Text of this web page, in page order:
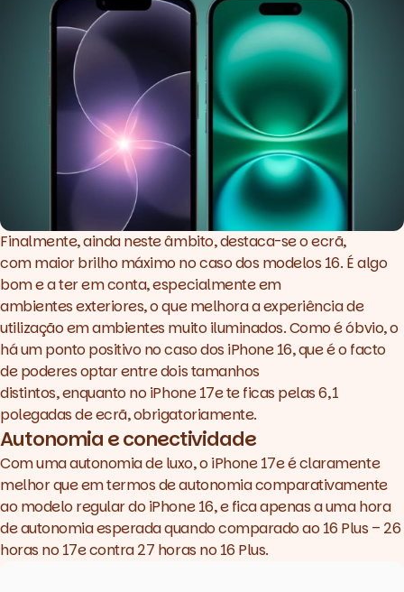
Finalmente, ainda neste âmbito, destaca-se o ecrã,
com maior brilho máximo no caso dos modelos 16. É algo
bom e a ter em conta, especialmente em
ambientes exteriores, o que melhora a experiência de
utilização em ambientes muito iluminados. Como é óbvio, o
há um ponto positivo no caso dos iPhone 16, que é o facto
de poderes optar entre dois tamanhos
distintos, enquanto no iPhone 17e te ficas pelas 6,1
polegadas de ecrã, obrigatoriamente.
Autonomia e conectividade
Com uma autonomia de luxo, o iPhone 17e é claramente
melhor que em termos de autonomia comparativamente
ao modelo regular do iPhone 16, e fica apenas a uma hora
de autonomia esperada quando comparado ao 16 Plus – 26
horas no 17e contra 27 horas no 16 Plus.